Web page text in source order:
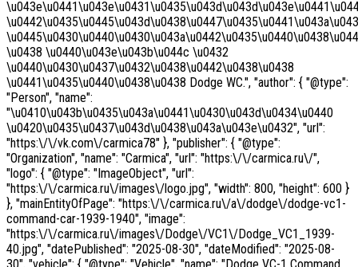
\u0438 \u0440\u043e\u043b\u044c \u0432
\u0440\u0430\u0437\u0432\u0438\u0442\u0438\u0438
\u0441\u0435\u0440\u0438\u0438 Dodge WC.", "author": { "@type":
"Person", "name":
"\u0410\u043b\u0435\u043a\u0441\u0430\u043d\u0434\u0440
\u0420\u0435\u0437\u043d\u0438\u043a\u043e\u0432", "url":
"https:\/\/vk.com\/carmica78" }, "publisher": { "@type":
"Organization", "name": "Carmica", "url": "https:\/\/carmica.ru\/",
"logo": { "@type": "ImageObject", "url":
"https:\/\/carmica.ru\/images\/logo.jpg", "width": 800, "height": 600 }
}, "mainEntityOfPage": "https:\/\/carmica.ru\/a\/dodge\/dodge-vc1-
command-car-1939-1940", "image":
"https:\/\/carmica.ru\/images\/Dodge\/VC1\/Dodge_VC1_1939-
40.jpg", "datePublished": "2025-08-30", "dateModified": "2025-08-